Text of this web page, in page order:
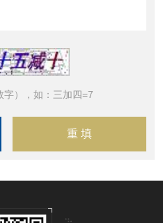
字），如：三加四=7